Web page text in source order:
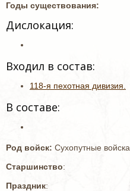
Годы существования:
Дислокация:
Входил в состав:
118-я пехотная дивизия.
В составе:
Род войск: Сухопутные войска
Старшинство:
Праздник: